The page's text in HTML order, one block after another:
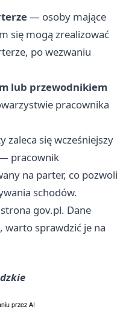
— osoby mające
się mogą zrealizować
po wezwaniu
lub przewodnikiem
pracownika
zaleca się wcześniejszy
pracownik
na parter, co pozwoli
schodów.
gov.pl. Dane
warto sprawdzić je na